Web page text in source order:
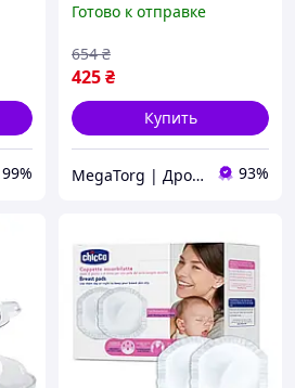
99%
Гарантия!
Готово к отправке
425₴
654 ₴
Купить
MegaTorg | Дропшиппинг и Опт 93%